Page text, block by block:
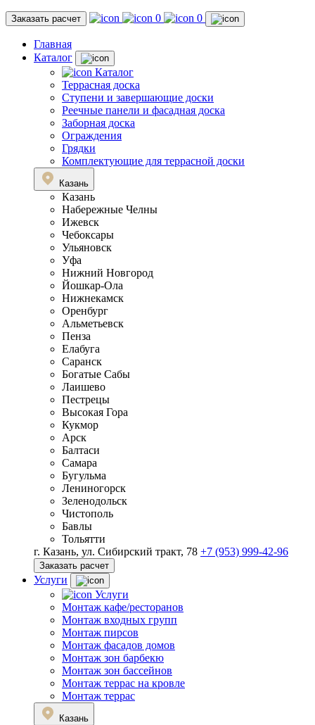
Заказать расчет 0 0
Главная
Каталог
Каталог
Террасная доска
Ступени и завершающие доски
Реечные панели и фасадная доска
Заборная доска
Ограждения
Грядки
Комплектующие для террасной доски
Казань
Казань
Набережные Челны
Ижевск
Чебоксары
Ульяновск
Уфа
Нижний Новгород
Йошкар-Ола
Нижнекамск
Оренбург
Альметьевск
Пенза
Елабуга
Саранск
Богатые Сабы
Лаишево
Пестрецы
Высокая Гора
Кукмор
Арск
Балтаси
Самара
Бугульма
Лениногорск
Зеленодольск
Чистополь
Бавлы
Тольятти
г. Казань, ул. Сибирский тракт, 78 +7 (953) 999-42-96
Заказать расчет
Услуги
Услуги
Монтаж кафе/ресторанов
Монтаж входных групп
Монтаж пирсов
Монтаж фасадов домов
Монтаж зон барбекю
Монтаж зон бассейнов
Монтаж террас на кровле
Монтаж террас
Казань